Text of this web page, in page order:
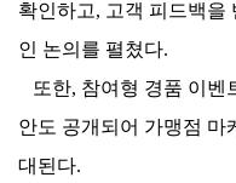
확인하고, 고객 피드백을
인 논의를 펼쳤다.
또한, 참여형 경품 이벤
안도 공개되어 가맹점 마
대된다.